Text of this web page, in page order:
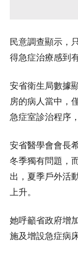
民意調查顯示，
得急症治療感到
安省衛生局數據
房的病人當中，
急症室診治程序
安省醫學會會長
冬季獨有問題，
出，夏季戶外活
上升。
她呼籲省政府增
施及增設急症病